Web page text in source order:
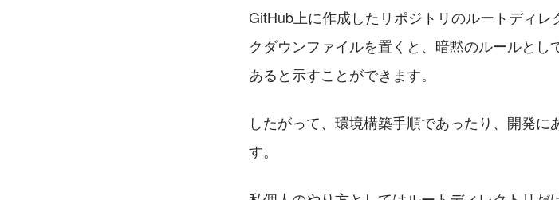
GitHub上に作成したリポジトリのルートディ
クダウンファイルを置くと、暗黙のルールと
あると示すことができます。
したがって、環境構築手順であったり、開発
す。